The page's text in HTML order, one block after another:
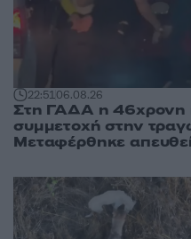
22:5106.08.26
Στη ΓΑΔΑ η 46χρονη
συμμετοχή στην
Μεταφέρθηκε